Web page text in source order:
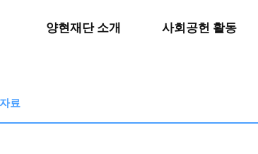
양현재단 소개 사회공헌 활동
료